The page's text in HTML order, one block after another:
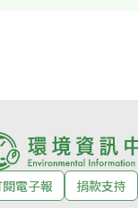
電子報
捐款支持